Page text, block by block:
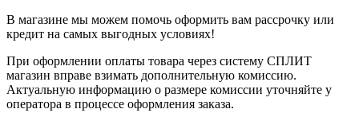
В магазине мы можем помочь оформить вам рассрочку или
кредит на самых выгодных условиях!
При оформлении оплаты товара через систему СПЛИТ
магазин вправе взимать дополнительную комиссию.
Актуальную информацию о размере комиссии уточняйте у
оператора в процессе оформления заказа.